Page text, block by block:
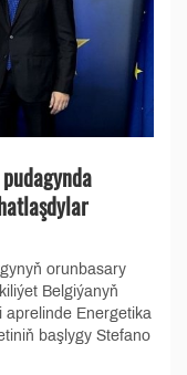
orunbasary
Belgiýanyň
aprelinde Energetika
başlygy Stefano